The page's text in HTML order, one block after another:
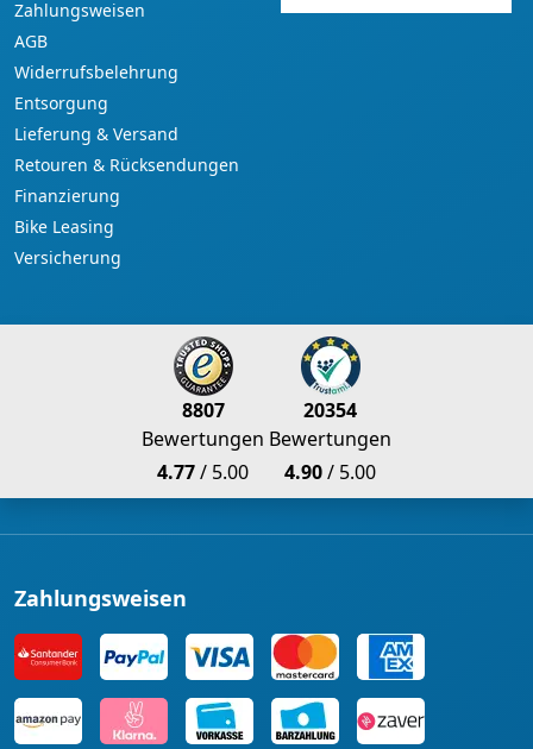
Zahlungsweisen
AGB
Widerrufsbelehrung
Entsorgung
Lieferung & Versand
Retouren & Rücksendungen
Finanzierung
Bike Leasing
Versicherung
8807
Bewertungen
4.77/ 5.00
20354
Bewertungen
4.90/ 5.00
Zahlungsweisen